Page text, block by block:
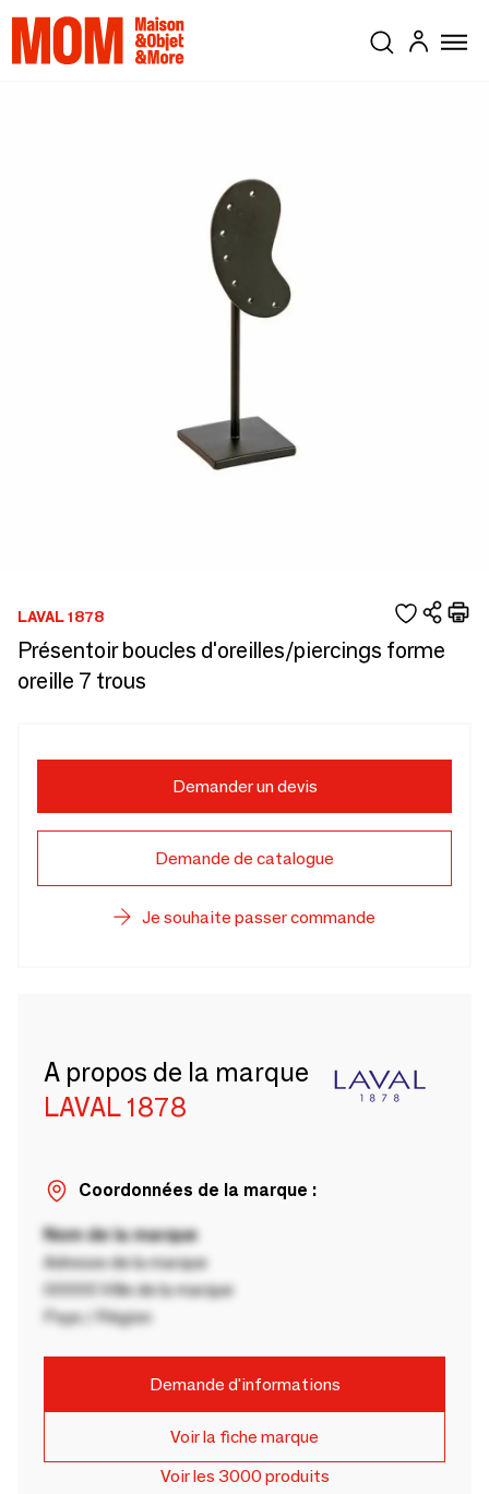
LAVAL 1878
Présentoir boucles d'oreilles/piercings forme
oreille 7 trous
Demander un devis
Demande de catalogue
Je souhaite passer commande
A propos de la marque
LAVAL 1878
Coordonnées de la marque :
Nom de la marque
Adresse de la marque
00000 Ville de la marque
Pays / Région
Demande d'informations
Voir la fiche marque
Voir les 3000 produits